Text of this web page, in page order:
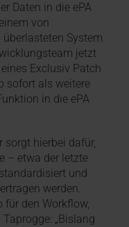
Daten in die ePA
von
System.
jetzt
Exclusiv Patch
sofort als weitere
in die ePA
sorgt hierbei dafür,
– etwa der letzte
und
werden.
für den Workflow,
„Bislang